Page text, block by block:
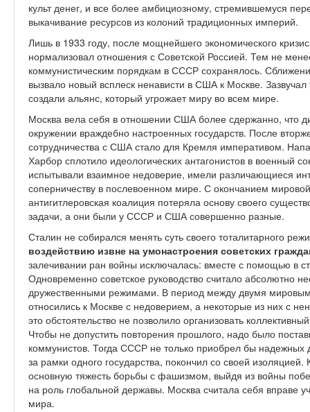
культ денег, и все более амбициозному, стремившемуся
выкачивание ресурсов из колоний традиционных империй.
Лишь в 1933 году, после мощнейшего экономического
нормализовал отношения с Советской Россией. Тем не
коммунистическим порядкам в СССР сохранялось.
вызвало новый всплеск ненависти в США к Москве.
создали альянс, который угрожает миру во всем мире.
Москва вела себя в отношении США более сдержанно, что
окружении враждебно настроенных государств. После
сотрудничества с США стало для Кремля императивом.
Харбор сплотило идеологических антагонистов в военный
испытывали взаимное недоверие, имели различающиеся
соперничеству в послевоенном мире. С окончанием
антигитлеровская коалиция потеряла основу своего
задачи, а они были у СССР и США совершенно разные.
Сталин не собирался менять суть своего тоталитарного
воздействию извне на умонастроения советских
залечивании ран войны исключалась: вместе с помощью в
Одновременно советское руководство считало абсолютно
дружественными режимами. В период между двумя
относились к Москве с недоверием, а некоторые из них с
это обстоятельство не позволило организовать
Чтобы не допустить повторения прошлого, надо было
коммунистов. Тогда СССР не только приобрел бы
за рамки одного государства, покончил со своей
основную тяжесть борьбы с фашизмом, выйдя из войны
на роль глобальной державы. Москва считала себя вправе
мира.